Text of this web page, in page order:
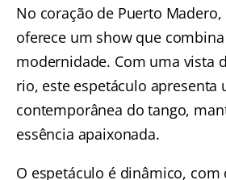
No coração de Puerto Madero,
oferece um show que
modernidade. Com uma vista
rio, este espetáculo apresenta
contemporânea do tango,
essência apaixonada.
O espetáculo é dinâmico, com